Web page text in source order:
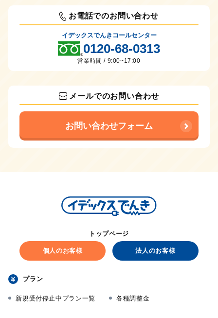
お電話でのお問い合わせ
イデックスでんきコールセンター
0120-68-0313
営業時間 / 9:00~17:00
メールでのお問い合わせ
お問い合わせフォーム
トップページ
個人のお客様 法人のお客様
プラン
新規受付停止中プラン一覧 各種調整金